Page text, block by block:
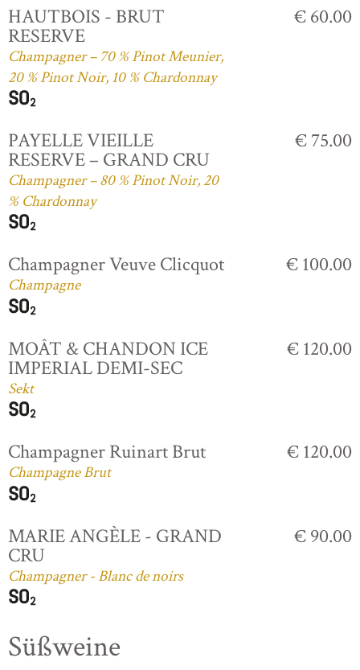
HAUTBOIS - BRUT
RESERVE
Champagner – 70 % Pinot Meunier,
20 % Pinot Noir, 10 % Chardonnay
€ 60.00
PAYELLE VIEILLE
RESERVE – GRAND CRU
Champagner – 80 % Pinot Noir, 20
% Chardonnay
€ 75.00
Champagner Veuve Clicquot
Champagne
€ 100.00
MOÂT & CHANDON ICE
IMPERIAL DEMI-SEC
Sekt
€ 120.00
Champagner Ruinart Brut
Champagne Brut
€ 120.00
MARIE ANGÈLE - GRAND
CRU
Champagner - Blanc de noirs
€ 90.00
Süßweine